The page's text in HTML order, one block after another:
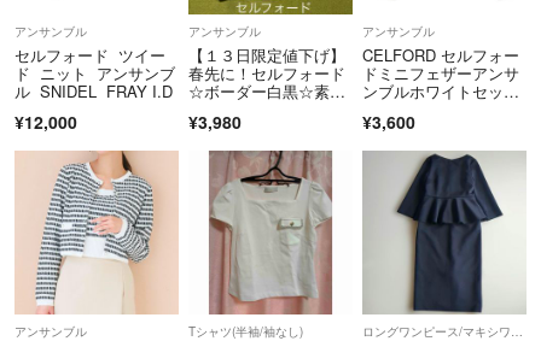
アンサンブル
セルフォード ツイー
ド ニット アンサンブ
ル SNIDEL FRAY I.D
¥12,000
アンサンブル
【１３日限定値下げ】
春先に！セルフォード
☆ボーダー白黒☆素敵
¥3,980
アンサンブル
CELFORD セルフォー
ドミニフェザーアンサ
ンブルホワイトセット
¥3,600
アンサンブル Tシャツ(半袖/袖なし)